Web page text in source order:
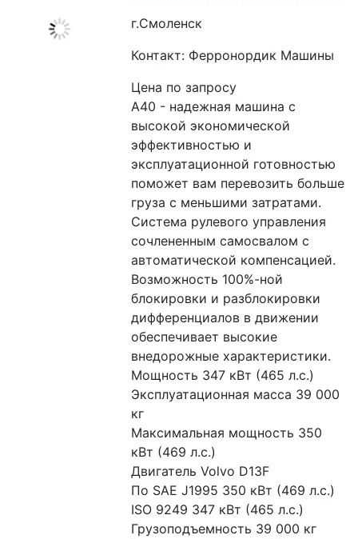
г.Смоленск
Контакт: Ферронордик Машины
Цена по запросу
A40 - надежная машина с
высокой экономической
эффективностью и
эксплуатационной готовностью
поможет вам перевозить больше
груза с меньшими затратами.
Система рулевого управления
сочлененным самосвалом с
автоматической компенсацией.
Возможность 100%-ной
блокировки и разблокировки
дифференциалов в движении
обеспечивает высокие
внедорожные характеристики.
Мощность 347 кВт (465 л.с.)
Эксплуатационная масса 39 000
кг
Максимальная мощность 350
кВт (469 л.с.)
Двигатель Volvo D13F
По SAE J1995 350 кВт (469 л.с.)
ISO 9249 347 кВт (465 л.с.)
Грузоподъемность 39 000 кг